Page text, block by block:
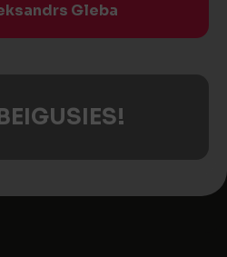
Gleba